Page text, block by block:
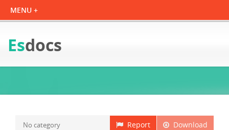
Esdocs
Download
Report
No category